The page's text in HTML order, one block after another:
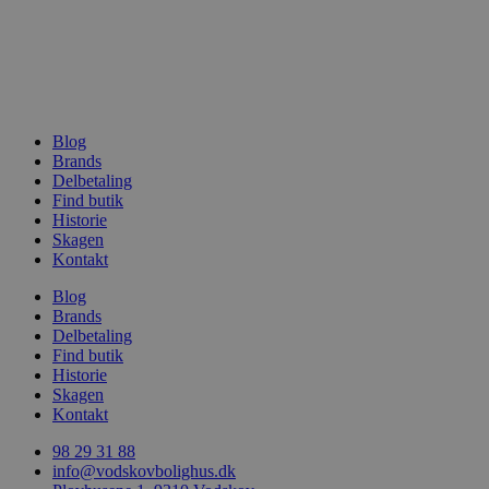
Blog
Brands
Delbetaling
Find butik
Historie
Skagen
Kontakt
Blog
Brands
Delbetaling
Find butik
Historie
Skagen
Kontakt
98 29 31 88
info@vodskovbolighus.dk
woocommerce_items_in_cart